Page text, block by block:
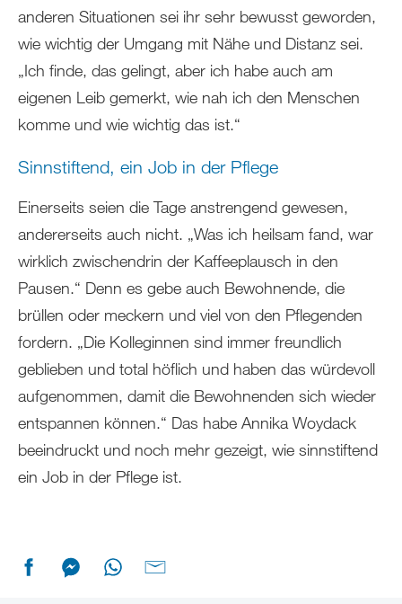
anderen Situationen sei ihr sehr bewusst geworden,
wie wichtig der Umgang mit Nähe und Distanz sei.
„Ich finde, das gelingt, aber ich habe auch am
eigenen Leib gemerkt, wie nah ich den Menschen
komme und wie wichtig das ist.“
Sinnstiftend, ein Job in der Pflege
Einerseits seien die Tage anstrengend gewesen,
andererseits auch nicht. „Was ich heilsam fand, war
wirklich zwischendrin der Kaffeeplausch in den
Pausen.“ Denn es gebe auch Bewohnende, die
brüllen oder meckern und viel von den Pflegenden
fordern. „Die Kolleginnen sind immer freundlich
geblieben und total höflich und haben das würdevoll
aufgenommen, damit die Bewohnenden sich wieder
entspannen können.“ Das habe Annika Woydack
beeindruckt und noch mehr gezeigt, wie sinnstiftend
ein Job in der Pflege ist.